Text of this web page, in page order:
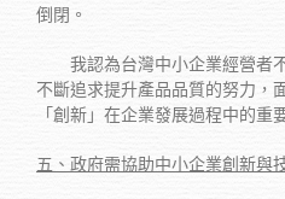
倒閉。
我認為台灣中小企業經營者不
不斷追求提升產品品質的努力，
「創新」在企業發展過程中的重
五、政府需協助中小企業創新與